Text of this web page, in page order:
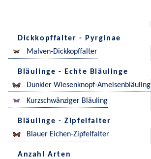
Dickkopffalter - Pyrginae
Malven-Dickkopffalter
Bläulinge - Echte Bläulinge
Dunkler Wiesenknopf-Ameisenbläuling
Kurzschwänziger Bläuling
Bläulinge - Zipfelfalter
Blauer Eichen-Zipfelfalter
Anzahl Arten